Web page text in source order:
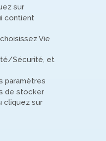
sur
contient
Vie
Sécurité, et
paramètres
de stocker
cliquez sur